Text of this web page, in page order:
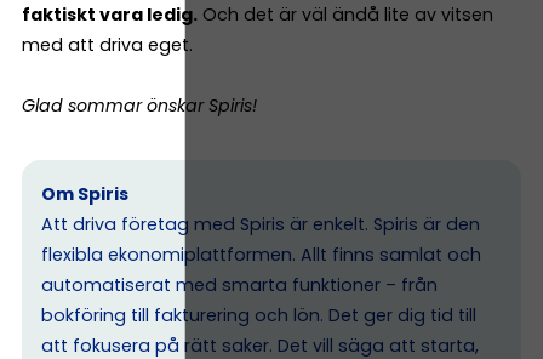
faktiskt vara ledig. Och det är väl ändå lite av vitsen
med att driva eget.
Glad sommar önskar Spiris!
Om Spiris
Att driva företag med Spiris är enkelt. Spiris är den
flexibla ekonomiplattformen. Allt finns samlat och
automatiserat med smarta funktioner – från
bokföring till fakturering och lön. Det ger dig tid till
att fokusera på rätt saker. Det vill säga att starta,